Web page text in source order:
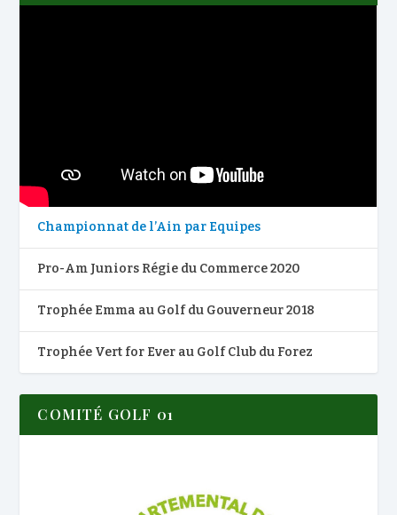
Championnat de l’Ain par Equipes
Pro-Am Juniors Régie du Commerce 2020
Trophée Emma au Golf du Gouverneur 2018
Trophée Vert for Ever au Golf Club du Forez
COMITÉ GOLF 01